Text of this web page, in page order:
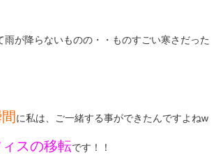
雨が降らないものの・・ものすごい寒さだった
に私は、ご一緒する事ができたんですよねw
スの移転です！！